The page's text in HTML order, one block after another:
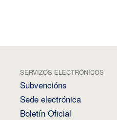
SERVIZOS ELECTRÓNICOS
Subvencións
Sede electrónica
Boletín Oficial